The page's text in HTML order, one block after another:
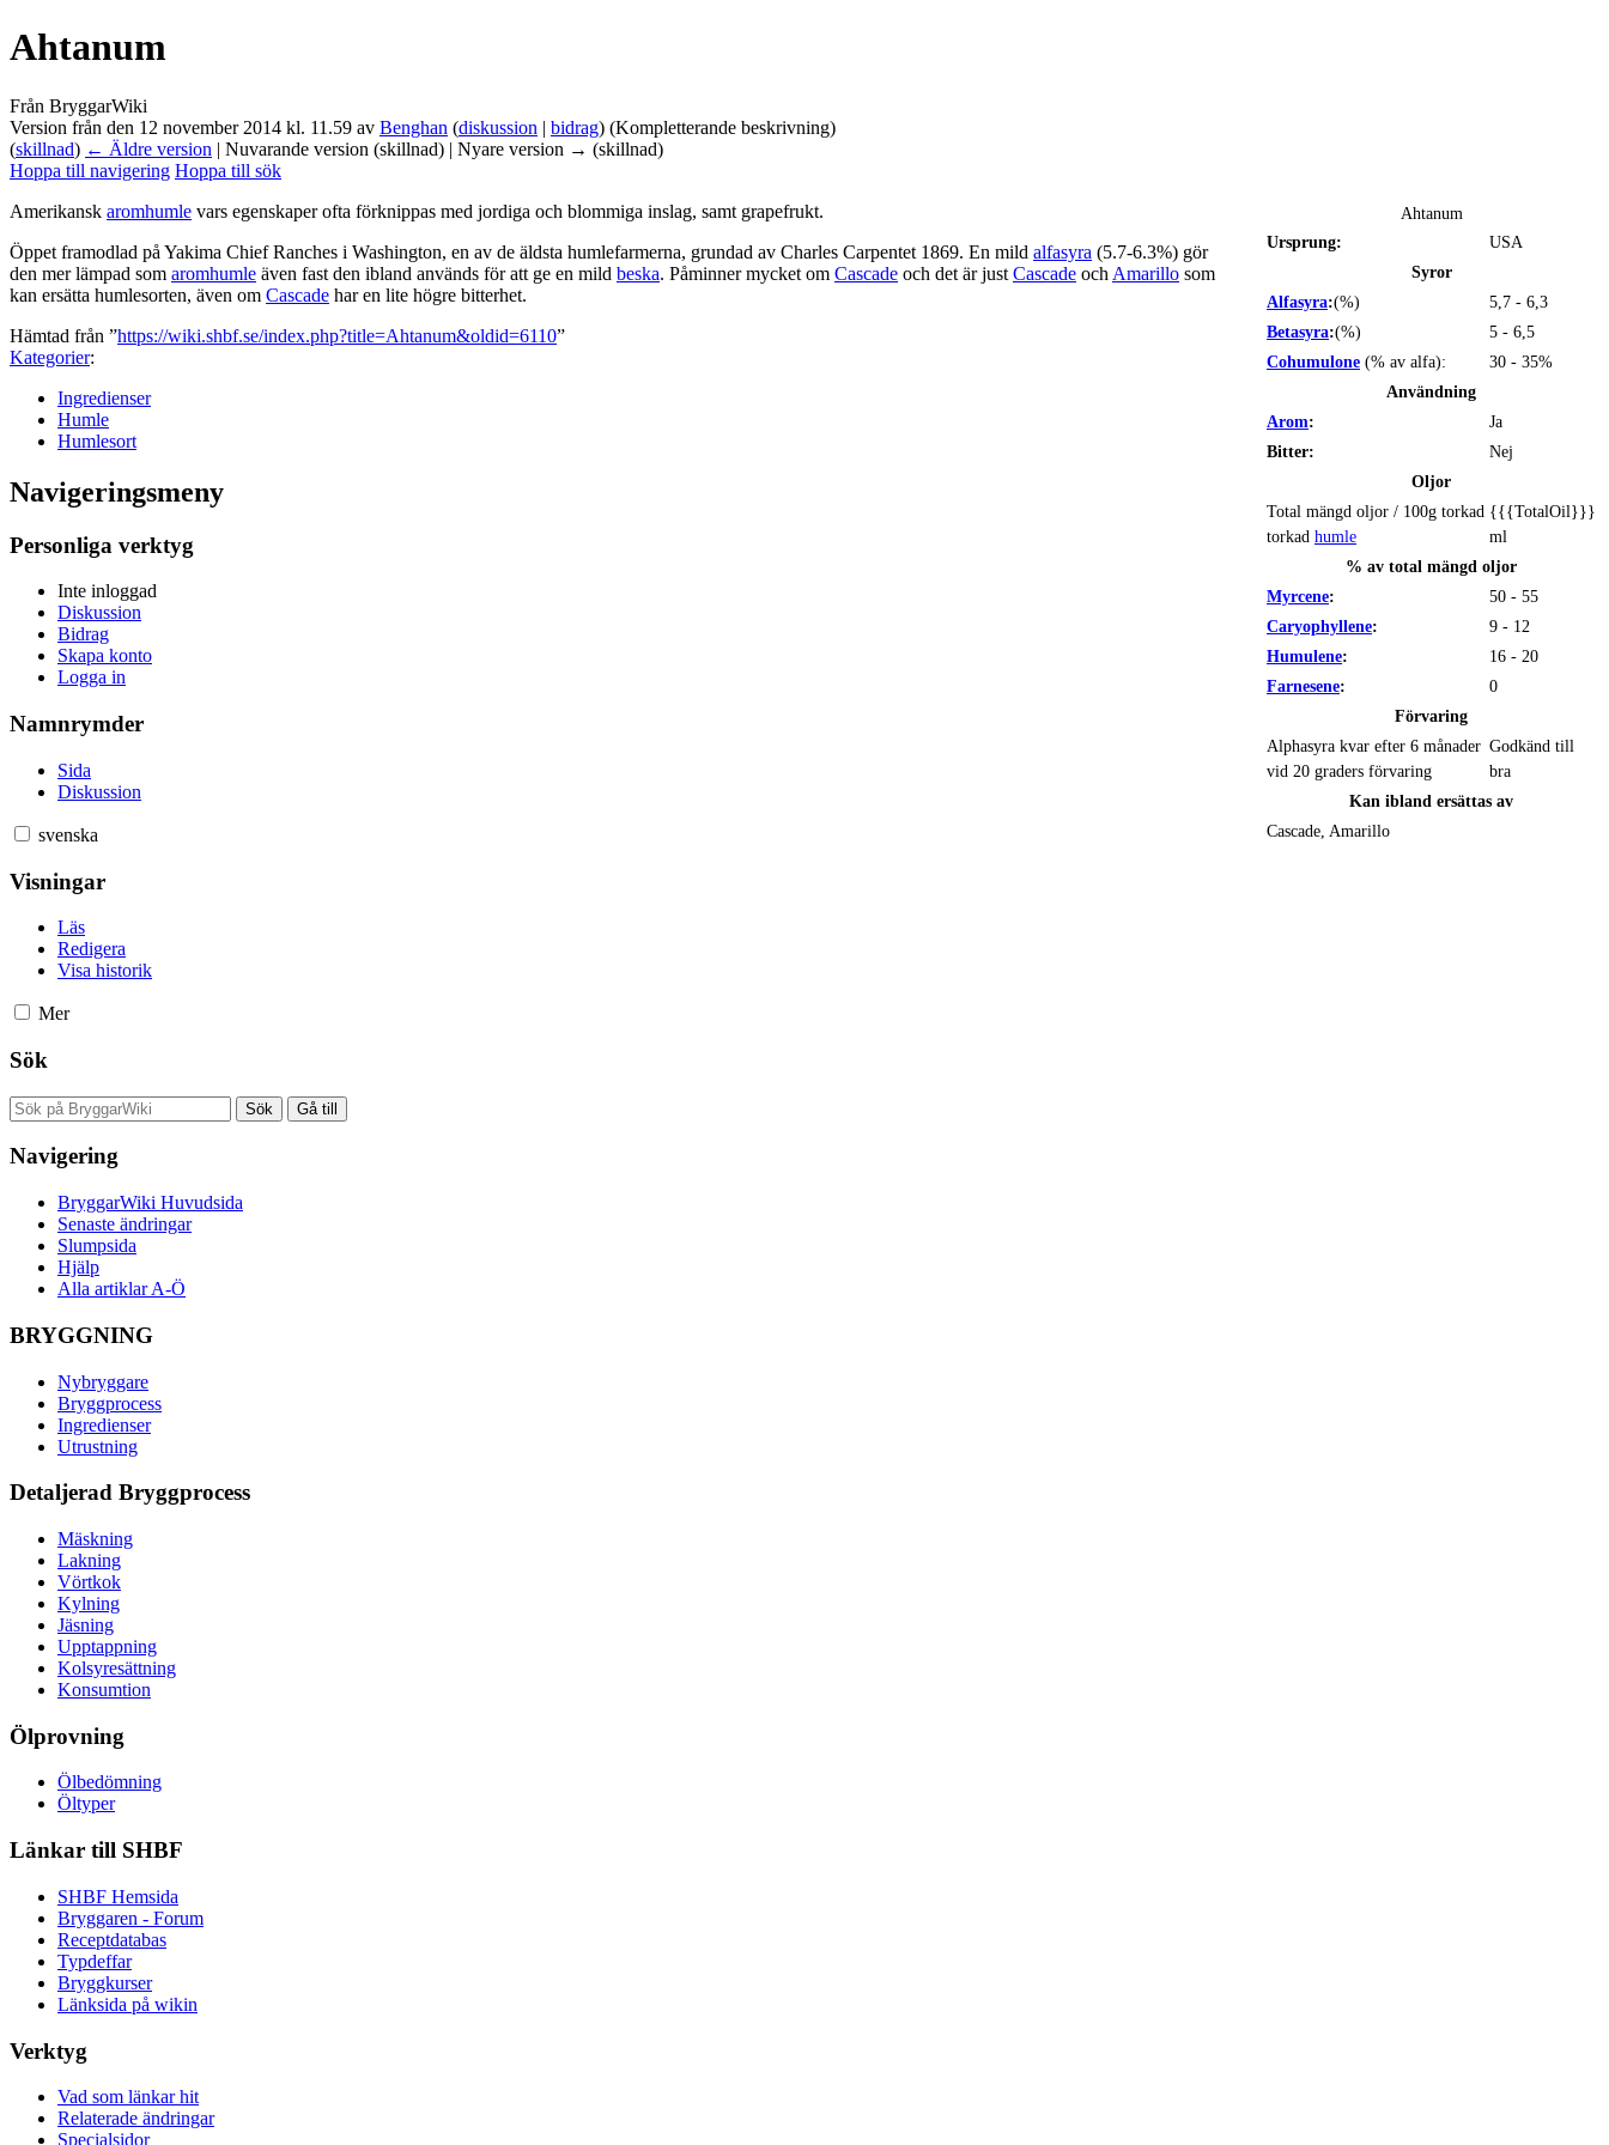
Ahtanum
Från BryggarWiki
Version från den 12 november 2014 kl. 11.59 av Benghan (diskussion | bidrag) (Kompletterande beskrivning)
(skillnad) ← Äldre version | Nuvarande version (skillnad) | Nyare version → (skillnad)
Hoppa till navigering Hoppa till sök
Ahtanum
Ursprung:
USA
Syror
Alfasyra:(%)
5,7 - 6,3
Betasyra:(%)
5 - 6,5
Cohumulone (% av alfa):
30 - 35%
Användning
Arom:
Ja
Bitter:
Nej
Oljor
Total mängd oljor / 100g torkad
torkad humle
{{{TotalOil}}}
ml
% av total mängd oljor
Myrcene:
50 - 55
Caryophyllene:
9 - 12
Humulene:
16 - 20
Farnesene:
0
Förvaring
Alphasyra kvar efter 6 månader
vid 20 graders förvaring
Godkänd till
bra
Kan ibland ersättas av
Cascade, Amarillo
Amerikansk aromhumle vars egenskaper ofta förknippas med jordiga och blommiga inslag, samt grapefrukt.
Öppet framodlad på Yakima Chief Ranches i Washington, en av de äldsta humlefarmerna, grundad av Charles Carpentet 1869. En mild alfasyra (5.7-6.3%) gör
den mer lämpad som aromhumle även fast den ibland används för att ge en mild beska. Påminner mycket om Cascade och det är just Cascade och Amarillo som
kan ersätta humlesorten, även om Cascade har en lite högre bitterhet.
Hämtad från ”https://wiki.shbf.se/index.php?title=Ahtanum&oldid=6110”
Kategorier:
Ingredienser
Humle
Humlesort
Navigeringsmeny
Personliga verktyg
Inte inloggad
Diskussion
Bidrag
Skapa konto
Logga in
Namnrymder
Sida
Diskussion
svenska
Visningar
Läs
Redigera
Visa historik
Mer
Sök
Navigering
BryggarWiki Huvudsida
Senaste ändringar
Slumpsida
Hjälp
Alla artiklar A-Ö
BRYGGNING
Nybryggare
Bryggprocess
Ingredienser
Utrustning
Detaljerad Bryggprocess
Mäskning
Lakning
Vörtkok
Kylning
Jäsning
Upptappning
Kolsyresättning
Konsumtion
Ölprovning
Ölbedömning
Öltyper
Länkar till SHBF
SHBF Hemsida
Bryggaren - Forum
Receptdatabas
Typdeffar
Bryggkurser
Länksida på wikin
Verktyg
Vad som länkar hit
Relaterade ändringar
Specialsidor